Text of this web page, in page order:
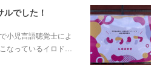
でした！
小児言語聴覚士によ
なっているイロド…